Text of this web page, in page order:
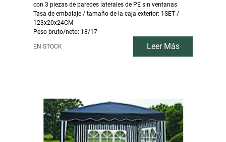
con 3 piezas de paredes laterales de PE sin ventanas
Tasa de embalaje / tamaño de la caja exterior: 1SET /
123x20x24CM
Peso bruto/neto: 18/17
EN STOCK Leer Más